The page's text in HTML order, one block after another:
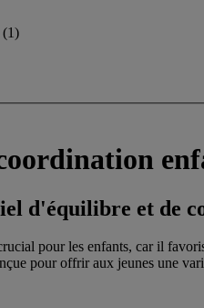
(1)
d'équilibre et de
pour les enfants, car il
pour offrir aux jeunes une